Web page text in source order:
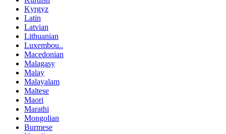
Kyrgyz
Latin
Latvian
Lithuanian
Luxembou..
Macedonian
Malagasy
Malay
Malayalam
Maltese
Maori
Marathi
Mongolian
Burmese